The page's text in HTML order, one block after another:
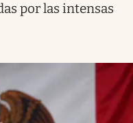
por las intensas